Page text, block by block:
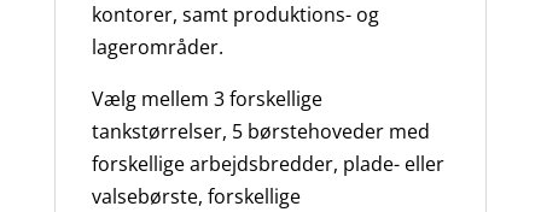
kontorer, samt produktions- og
lagerområder.
Vælg mellem 3 forskellige
tankstørrelser, 5 børstehoveder med
forskellige arbejdsbredder, plade- eller
valsebørste, forskellige